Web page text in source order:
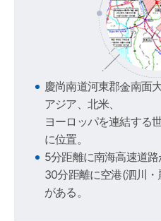
慶尚南道河東郡金南面
アジア、北米、
ヨーロッパを連結する
に位置。
5分距離に南海高速道路
30分距離に空港(泗川
がある。